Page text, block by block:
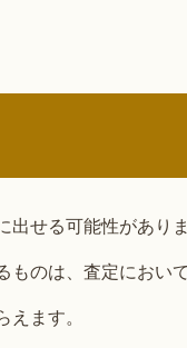
せる可能性がありま
のは、査定におい
ます。